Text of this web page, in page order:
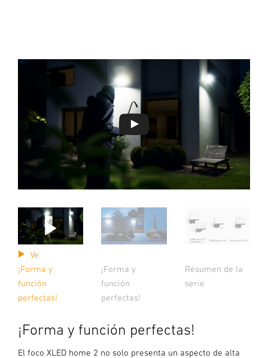
Ve:
¡Forma y
función
perfectas!
¡Forma y
función
perfectas!
Resumen de la
serie
¡Forma y función perfectas!
El foco XLED home 2 no solo presenta un aspecto de alta